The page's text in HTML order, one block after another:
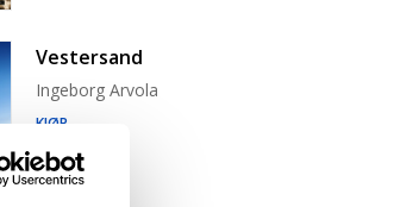
Vestersand
Ingeborg Arvola
KJØP